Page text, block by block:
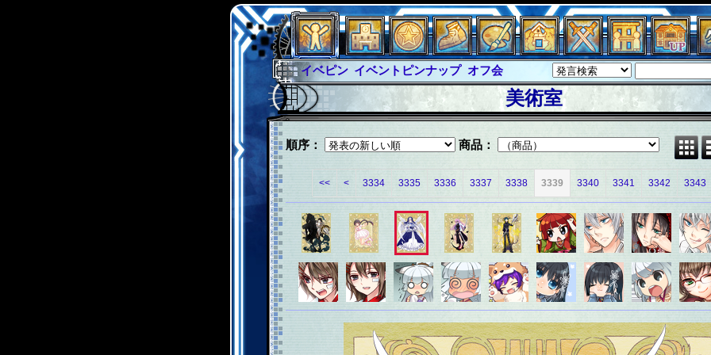
イベピン イベントピンナップ オフ会
グラシャ
グラシャ・ラボラス
グローバルジャスティス サイキックハーツ
サイキックハーツ大戦 シュラウド
ソロモン
ファイナル
アブソーバー
美術室
順序： 商品：
<< < 3334 3335 3336 3337 3338 3339 3340 3341 3342 3343